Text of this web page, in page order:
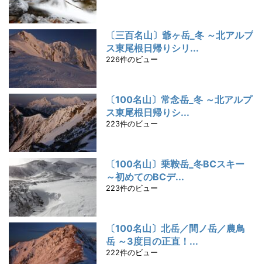
〔三百名山〕爺ヶ岳_冬 ～北アルプ
ス東尾根日帰りシリ...
226件のビュー
〔100名山〕常念岳_冬 ～北アルプ
ス東尾根日帰りシ...
223件のビュー
〔100名山〕乗鞍岳_冬BCスキー
～初めてのBCデ...
223件のビュー
〔100名山〕北岳／間ノ岳／農鳥
岳 ～3度目の正直！...
222件のビュー